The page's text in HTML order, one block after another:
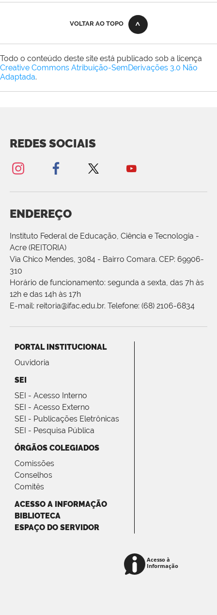
VOLTAR AO TOPO
Todo o conteúdo deste site está publicado sob a licença
Creative Commons Atribuição-SemDerivações 3.0 Não
Adaptada.
REDES SOCIAIS
ENDEREÇO
Instituto Federal de Educação, Ciência e Tecnologia -
Acre (REITORIA)
Via Chico Mendes, 3084 - Bairro Comara. CEP: 69906-
310
Horário de funcionamento: segunda a sexta, das 7h às
12h e das 14h às 17h
E-mail: reitoria@ifac.edu.br. Telefone: (68) 2106-6834
PORTAL INSTITUCIONAL
Ouvidoria
SEI
SEI - Acesso Interno
SEI - Acesso Externo
SEI - Publicações Eletrônicas
SEI - Pesquisa Pública
ÓRGÃOS COLEGIADOS
Comissões
Conselhos
Comitês
ACESSO A INFORMAÇÃO
BIBLIOTECA
ESPAÇO DO SERVIDOR